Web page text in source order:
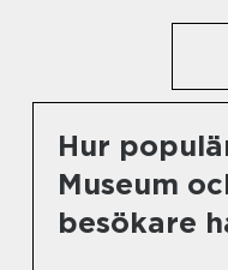
Hur
Museum
besökare